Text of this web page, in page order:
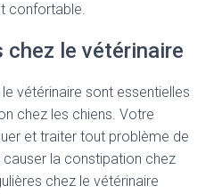
confortable.
le vétérinaire
vétérinaire sont essentielles
chez les chiens. Votre
et traiter tout problème de
la constipation chez
chez le vétérinaire